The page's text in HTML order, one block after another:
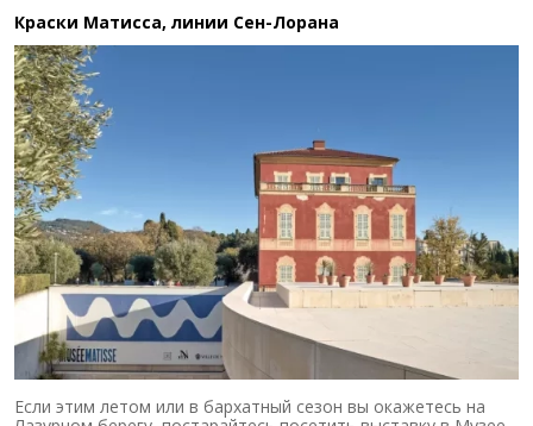
Краски Матисса, линии Сен-Лорана
Если этим летом или в бархатный сезон вы окажетесь на